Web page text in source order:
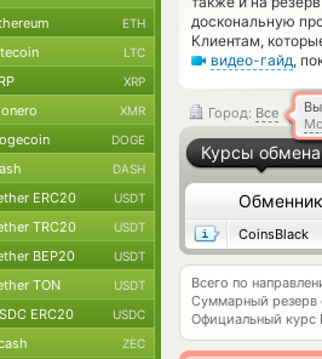
доскональную
Клиентам,
видео-гайд,
Город: Все
Курсы обмена
Обменник
CoinsBlack
Всего по
Суммарный резерв
Официальный курс
ETH
LTC
XRP
XMR
DOGE
DASH
ERC20 USDT
TRC20 USDT
BEP20 USDT
TON USDT
ERC20 USDC
ZEC